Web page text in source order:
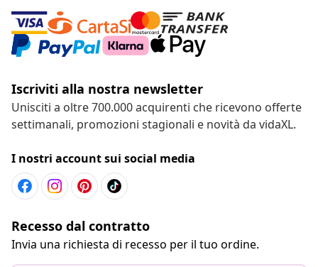
Iscriviti alla nostra newsletter
Unisciti a oltre 700.000 acquirenti che ricevono offerte
settimanali, promozioni stagionali e novità da vidaXL.
I nostri account sui social media
Recesso dal contratto
Invia una richiesta di recesso per il tuo ordine.